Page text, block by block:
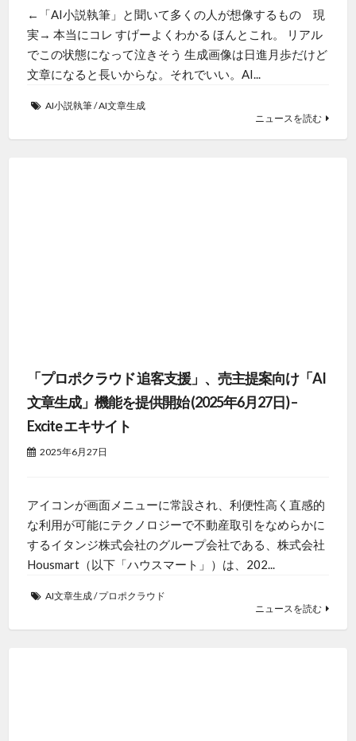
←「AI小説執筆」と聞いて多くの人が想像するもの 現
実→ 本当にコレ すげーよくわかる ほんとこれ。 リアル
でこの状態になって泣きそう 生成画像は日進月歩だけど
文章になると長いからな。それでいい。AI...
AI小説執筆/AI文章生成
ニュースを読む
文章生成」機能を提供開始 (2025年6月27日) –
Excite エキサイト
な利用が可能にテクノロジーで不動産取引をなめらかに
するイタンジ株式会社のグループ会社である、株式会社
Housmart（以下「ハウスマート」）は、202...